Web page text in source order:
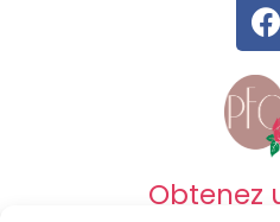
Obtenez